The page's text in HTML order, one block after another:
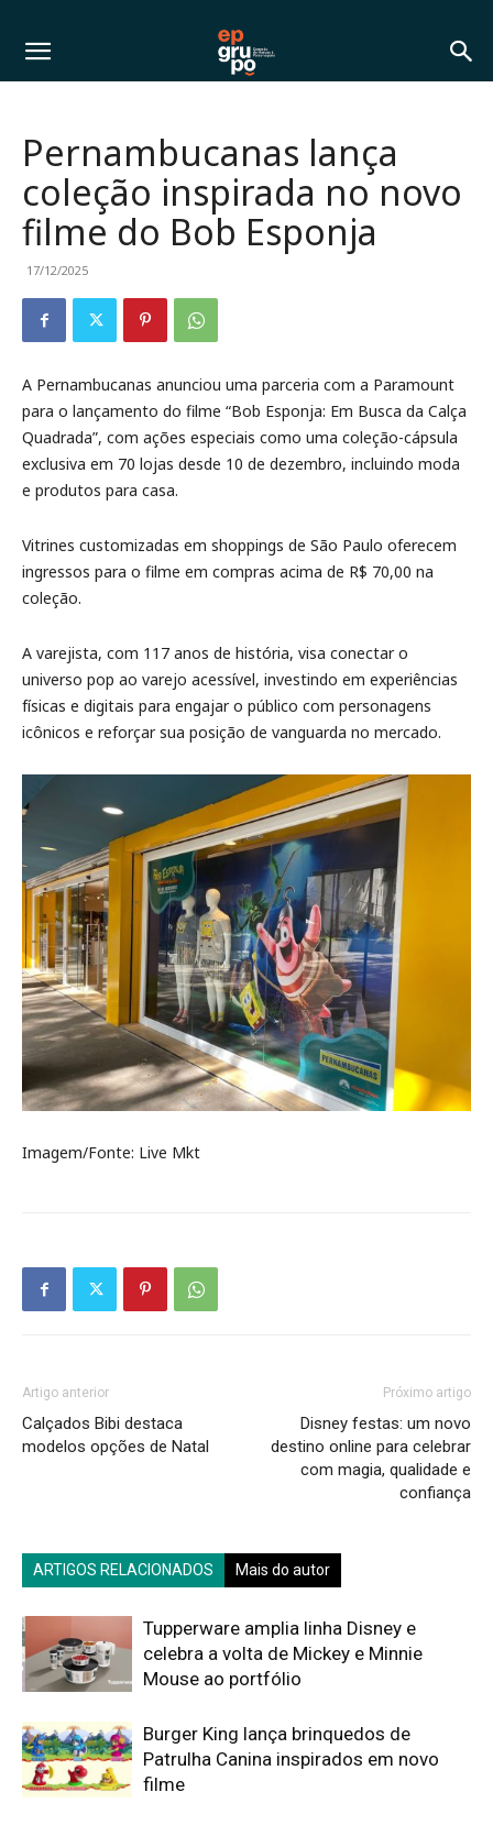
Pernambucanas lança
coleção inspirada no novo
filme do Bob Esponja
17/12/2025
A Pernambucanas anunciou uma parceria com a Paramount
para o lançamento do filme “Bob Esponja: Em Busca da Calça
Quadrada”, com ações especiais como uma coleção-cápsula
exclusiva em 70 lojas desde 10 de dezembro, incluindo moda
e produtos para casa.
Vitrines customizadas em shoppings de São Paulo oferecem
ingressos para o filme em compras acima de R$ 70,00 na
coleção.
A varejista, com 117 anos de história, visa conectar o
universo pop ao varejo acessível, investindo em experiências
físicas e digitais para engajar o público com personagens
icônicos e reforçar sua posição de vanguarda no mercado.
Imagem/Fonte: Live Mkt
Artigo anterior
Calçados Bibi destaca
modelos opções de Natal
Próximo artigo
Disney festas: um novo
destino online para celebrar
com magia, qualidade e
confiança
ARTIGOS RELACIONADOS Mais do autor
Tupperware amplia linha Disney e
celebra a volta de Mickey e Minnie
Mouse ao portfólio
Burger King lança brinquedos de
Patrulha Canina inspirados em novo
filme